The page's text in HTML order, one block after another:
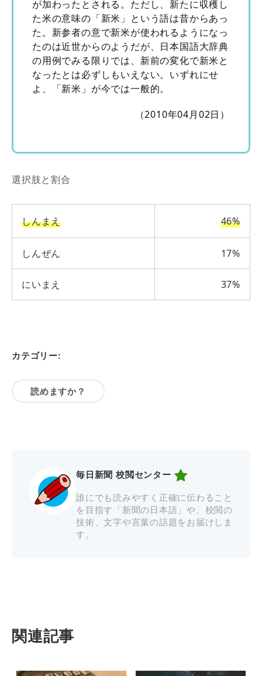
が加わったとされる。ただし、新たに収穫し
た米の意味の「新米」という語は昔からあっ
た。新参者の意で新米が使われるようになっ
たのは近世からのようだが、日本国語大辞典
の用例でみる限りでは、新前の変化で新米と
なったとは必ずしもいえない。いずれにせ
よ、「新米」が今では一般的。
（2010年04月02日）
選択肢と割合
しんまえ 46%
しんぜん 17%
にいまえ 37%
カテゴリー:
読めますか？
毎日新聞 校閲センター
誰にでも読みやすく正確に伝わること
を目指す「新聞の日本語」や、校閲の
技術、文字や言葉の話題をお届けしま
す。
関連記事